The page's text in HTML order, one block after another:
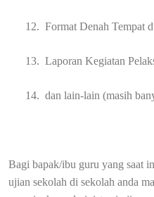
12. Format Denah Tempat
13. Laporan Kegiatan
14. dan lain-lain (masih
Bagi bapak/ibu guru yang saat
ujian sekolah di sekolah anda